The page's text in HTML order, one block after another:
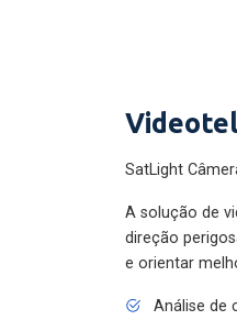
SatLight
A solução de
direção
e orientar
Análise de